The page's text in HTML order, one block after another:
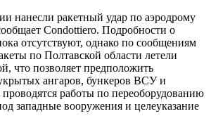
нанесли ракетный удар по аэродрому
Condottiero. Подробности о
отсутствуют, однако по сообщениям
по Полтавской области летели
что позволяет предположить
ангаров, бункеров ВСУ и
работы по переоборудованию
западные вооружения и целеуказание